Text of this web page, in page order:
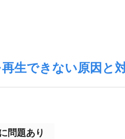
生できない原因と
問題あり